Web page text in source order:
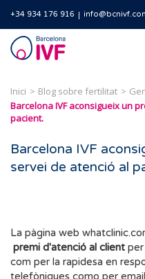
+34 934 176 916
Barcelona
IVF
Inici Blog sobre fertilitat
Barcelona IVF aconsigueix un
pacient.
Barcelona IVF
servei de atenció al
La pàgina web
premi d'atenció al client
com per la rapidesa en
telefòniques como per